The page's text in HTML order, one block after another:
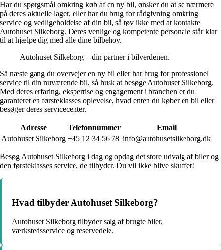
Har du spørgsmål omkring køb af en ny bil, ønsker du at se nærmere
på deres aktuelle lager, eller har du brug for rådgivning omkring
service og vedligeholdelse af din bil, så tøv ikke med at kontakte
Autohuset Silkeborg. Deres venlige og kompetente personale står klar
til at hjælpe dig med alle dine bilbehov.
Autohuset Silkeborg – din partner i bilverdenen.
Så næste gang du overvejer en ny bil eller har brug for professionel
service til din nuværende bil, så husk at besøge Autohuset Silkeborg.
Med deres erfaring, ekspertise og engagement i branchen er du
garanteret en førsteklasses oplevelse, hvad enten du køber en bil eller
besøger deres servicecenter.
Adresse Telefonnummer
Email
Autohuset Silkeborg +45 12 34 56 78 info@autohusetsilkeborg.dk
Besøg Autohuset Silkeborg i dag og opdag det store udvalg af biler og
den førsteklasses service, de tilbyder. Du vil ikke blive skuffet!
Hvad tilbyder Autohuset Silkeborg?
Autohuset Silkeborg tilbyder salg af brugte biler,
værkstedsservice og reservedele.